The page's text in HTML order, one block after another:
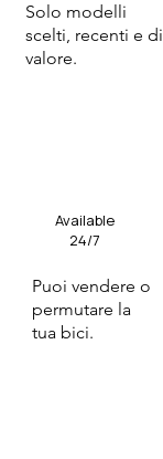
Solo modelli
scelti, recenti e di
valore.
Available
24/7
Puoi vendere o
permutare la
tua bici.